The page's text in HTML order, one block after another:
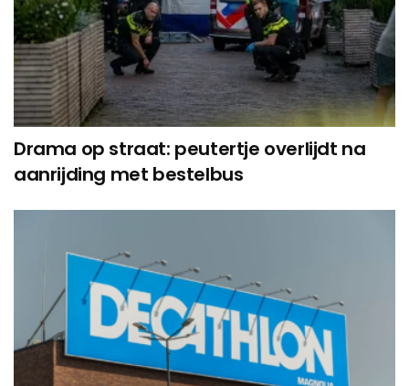
Drama op straat: peutertje overlijdt na
aanrijding met bestelbus